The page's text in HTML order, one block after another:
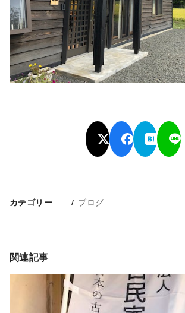
カテゴリー ブログ
関連記事